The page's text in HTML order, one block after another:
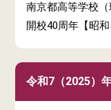
南京都高等学校（
開校40周年【昭和
令和7（2025）